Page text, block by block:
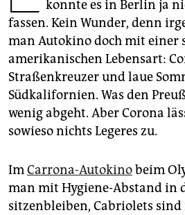
genossenschaft
epaper login
konnte es in Berlin ja
fassen. Kein Wunder, denn
man Autokino doch mit einer
amerikanischen Lebensart:
Straßenkreuzer und laue
Südkalifornien. Was den
wenig abgeht. Aber Corona
sowieso nichts Legeres zu.
ImCarrona-Autokinobeim
man mit Hygiene-Abstand in
sitzenbleiben, Cabriolets